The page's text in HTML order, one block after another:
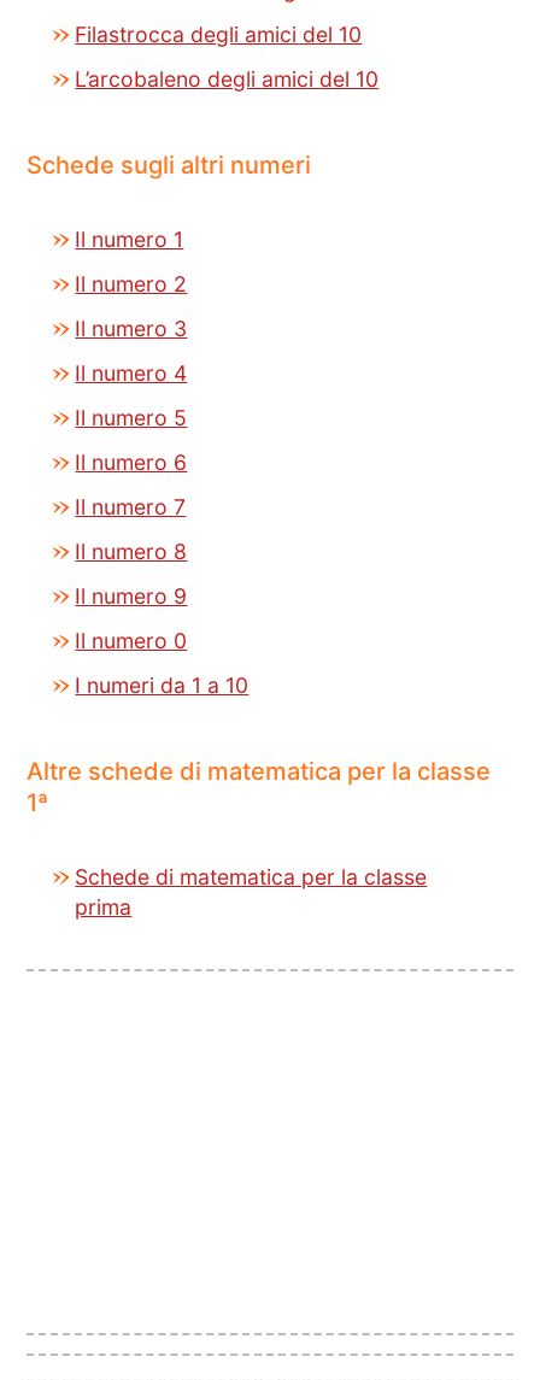
Filastrocca degli amici del 10
L’arcobaleno degli amici del 10
Schede sugli altri numeri
Il numero 1
Il numero 2
Il numero 3
Il numero 4
Il numero 5
Il numero 6
Il numero 7
Il numero 8
Il numero 9
Il numero 0
I numeri da 1 a 10
Altre schede di matematica per la classe
1ª
Schede di matematica per la classe
prima